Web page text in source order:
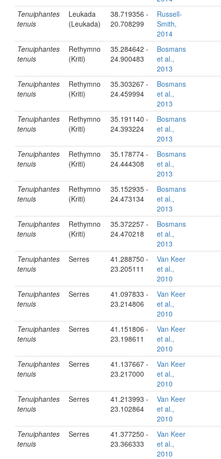
Tenuiphantes
tenuis
Leukada
(Leukada)
38.719356 -
20.708299
Russell-
Smith,
2014
Tenuiphantes
tenuis
Rethymno
(Kriti)
35.284642 -
24.900483
Bosmans
et al.,
2013
Tenuiphantes
tenuis
Rethymno
(Kriti)
35.303267 -
24.459994
Bosmans
et al.,
2013
Tenuiphantes
tenuis
Rethymno
(Kriti)
35.191140 -
24.393224
Bosmans
et al.,
2013
Tenuiphantes
tenuis
Rethymno
(Kriti)
35.178774 -
24.444308
Bosmans
et al.,
2013
Tenuiphantes
tenuis
Rethymno
(Kriti)
35.152935 -
24.473134
Bosmans
et al.,
2013
Tenuiphantes
tenuis
Rethymno
(Kriti)
35.372257 -
24.470218
Bosmans
et al.,
2013
Tenuiphantes
tenuis
Serres
41.288750 -
23.205111
Van Keer
et al.,
2010
Tenuiphantes
tenuis
Serres
41.097833 -
23.214806
Van Keer
et al.,
2010
Tenuiphantes
tenuis
Serres
41.151806 -
23.198611
Van Keer
et al.,
2010
Tenuiphantes
tenuis
Serres
41.137667 -
23.217000
Van Keer
et al.,
2010
Tenuiphantes
tenuis
Serres
41.213993 -
23.102864
Van Keer
et al.,
2010
Tenuiphantes
tenuis
Serres
41.377250 -
23.366333
Van Keer
et al.,
2010